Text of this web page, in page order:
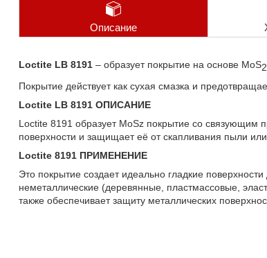
Описание
Loctite LB 8191 – образует покрытие на основе MoS2
Покрытие действует как сухая смазка и
Loctite LB 8191 ОПИСАНИЕ
Loctite 8191 образует MoSz покрытие со связующим
поверхности и защищает её от скапливания пыли или
Loctite 8191 ПРИМЕНЕНИЕ
Это покрытие создает идеально гладкие
неметаллические (деревянные, пластмассовые,
также обеспечивает защиту металлических